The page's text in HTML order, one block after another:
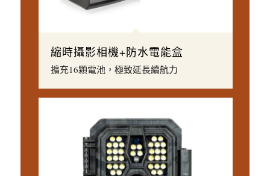
縮時攝影相機+防水電能盒
擴充16顆電池，極致延長續航力